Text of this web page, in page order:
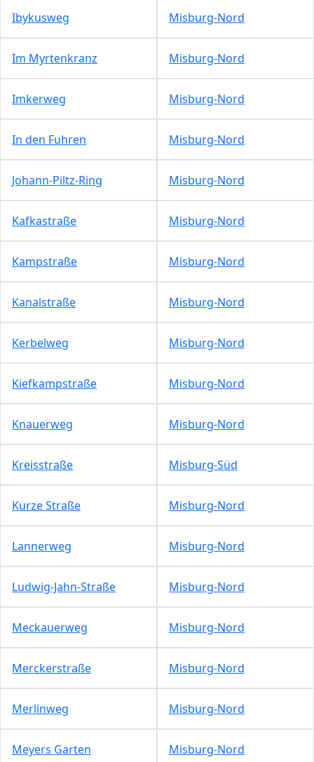
Ibykusweg Misburg-Nord
Im Myrtenkranz Misburg-Nord
Imkerweg Misburg-Nord
In den Fuhren Misburg-Nord
Johann-Piltz-Ring Misburg-Nord
Kafkastraße Misburg-Nord
Kampstraße Misburg-Nord
Kanalstraße Misburg-Nord
Kerbelweg Misburg-Nord
Kiefkampstraße Misburg-Nord
Knauerweg Misburg-Nord
Kreisstraße Misburg-Süd
Kurze Straße Misburg-Nord
Lannerweg Misburg-Nord
Ludwig-Jahn-Straße Misburg-Nord
Meckauerweg Misburg-Nord
Merckerstraße Misburg-Nord
Merlinweg Misburg-Nord
Meyers Garten Misburg-Nord